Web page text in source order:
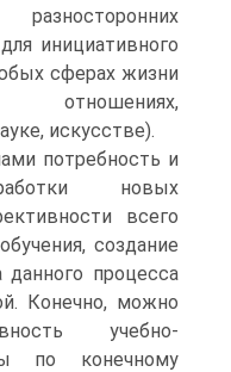
инициативного
сферах жизни
искусстве).
потребность и
новых
всего
создание
данного процесса
Конечно, можно
учебно-
по конечному